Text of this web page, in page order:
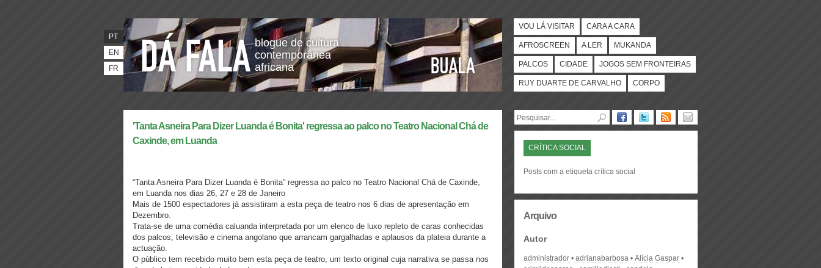
blogue de cultura
contemporânea
africana
PT
EN
FR
VOU LÁ VISITAR CARA A CARA
AFROSCREEN A LER MUKANDA
PALCOS CIDADE JOGOS SEM FRONTEIRAS
RUY DUARTE DE CARVALHO CORPO
'Tanta Asneira Para Dizer Luanda é Bonita' regressa ao palco no Teatro Nacional Chá de
Caxinde, em Luanda
“Tanta Asneira Para Dizer Luanda é Bonita” regressa ao palco no Teatro Nacional Chá de Caxinde,
em Luanda nos dias 26, 27 e 28 de Janeiro
Mais de 1500 espectadores já assistiram a esta peça de teatro nos 6 dias de apresentação em
Dezembro.
Trata-se de uma comédia caluanda interpretada por um elenco de luxo repleto de caras conhecidas
dos palcos, televisão e cinema angolano que arrancam gargalhadas e aplausos da plateia durante a
actuação.
O público tem recebido muito bem esta peça de teatro, um texto original cuja narrativa se passa nos
CRÍTICA SOCIAL
Posts com a etiqueta crítica social
Arquivo
Autor
administrador adrianabarbosa
Alícia Gaspar